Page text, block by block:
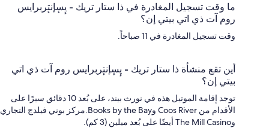
ما وقت تسجيل المغادرة في ذا ستار تريك - يٕسٕإنتٕربرايس
روم آت ذي اتي بيتي إن؟
وقت تسجيل المغادرة في 11 صباحاً.
أين تقع منشأة ذا ستار تريك - يٕسٕإنتٕربرايس روم آت ذي اتي
بيتي إن؟
توجد إقامة الموتيل هذه في نورث بيند، على بُعد 10 دقائق سيرًا على
الأقدام من Coos River وBooks by the Bay.مركز بوني فيلدج التجاري
وThe Mill Casino أيضًا على بُعد ميلين (3 كم).